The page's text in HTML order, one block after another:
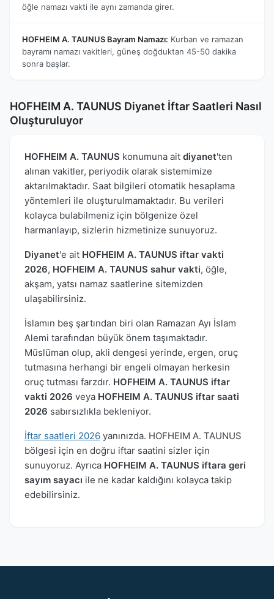
öğle namazı vakti ile aynı zamanda girer.
HOFHEIM A. TAUNUS Bayram Namazı: Kurban ve ramazan
bayramı namazı vakitleri, güneş doğduktan 45-50 dakika
sonra başlar.
HOFHEIM A. TAUNUS Diyanet İftar Saatleri Nasıl
Oluşturuluyor
HOFHEIM A. TAUNUS konumuna ait diyanet'ten
alınan vakitler, periyodik olarak sistemimize
aktarılmaktadır. Saat bilgileri otomatik hesaplama
yöntemleri ile oluşturulmamaktadır. Bu verileri
kolayca bulabilmeniz için bölgenize özel
harmanlayıp, sizlerin hizmetinize sunuyoruz.
Diyanet'e ait HOFHEIM A. TAUNUS iftar vakti
2026, HOFHEIM A. TAUNUS sahur vakti, öğle,
akşam, yatsı namaz saatlerine sitemizden
ulaşabilirsiniz.
İslamın beş şartından biri olan Ramazan Ayı İslam
Alemi tarafından büyük önem taşımaktadır.
Müslüman olup, akli dengesi yerinde, ergen, oruç
tutmasına herhangi bir engeli olmayan herkesin
oruç tutması farzdır. HOFHEIM A. TAUNUS iftar
vakti 2026 veya HOFHEIM A. TAUNUS iftar saati
2026 sabırsızlıkla bekleniyor.
İftar saatleri 2026 yanınızda. HOFHEIM A. TAUNUS
bölgesi için en doğru iftar saatini sizler için
sunuyoruz. Ayrıca HOFHEIM A. TAUNUS iftara geri
sayım sayacı ile ne kadar kaldığını kolayca takip
edebilirsiniz.